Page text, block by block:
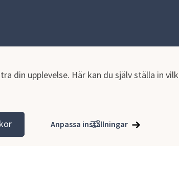
din upplevelse. Här kan du själv ställa in
Anpassa inställningar